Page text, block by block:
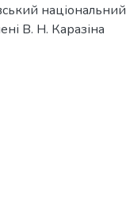
національний
В. Н. Каразіна